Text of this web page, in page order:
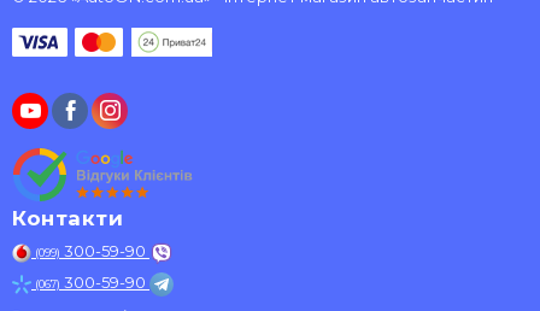
Контакти
(099) 300-59-90
(067) 300-59-90